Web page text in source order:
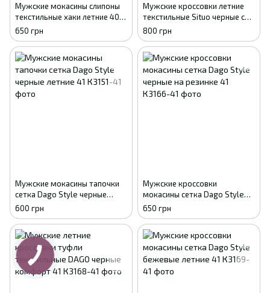
Мужские мокасины слипоны
текстильные хаки летние 40р.
- 26,5
650 грн
Мужские кроссовки летние
текстильные Situo черные с
резинкой 41
800 грн
Мужские мокасины тапочки
сетка Dago Style черные
летние 41
600 грн
Мужские кроссовки
мокасины сетка Dago Style
черные на резинке 41
650 грн